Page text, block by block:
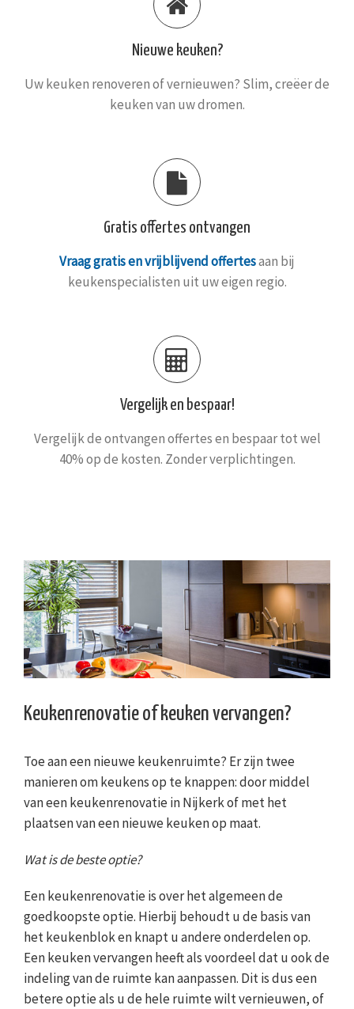
Nieuwe keuken?
Uw keuken renoveren of vernieuwen? Slim, creëer de
keuken van uw dromen.
Gratis offertes ontvangen
Vraag gratis en vrijblijvend offertesaan bij
keukenspecialisten uit uw eigen regio.
Vergelijk en bespaar!
Vergelijk de ontvangen offertes en bespaar tot wel
40% op de kosten. Zonder verplichtingen.
Keukenrenovatie of keuken vervangen?
Toe aan een nieuwe keukenruimte? Er zijn twee
manieren om keukens op te knappen: door middel
van een keukenrenovatie in Nijkerk of met het
plaatsen van een nieuwe keuken op maat.
Wat is de beste optie?
Een keukenrenovatie is over het algemeen de
goedkoopste optie. Hierbij behoudt u de basis van
het keukenblok en knapt u andere onderdelen op.
Een keuken vervangen heeft als voordeel dat u ook de
indeling van de ruimte kan aanpassen. Dit is dus een
betere optie als u de hele ruimte wilt vernieuwen, of